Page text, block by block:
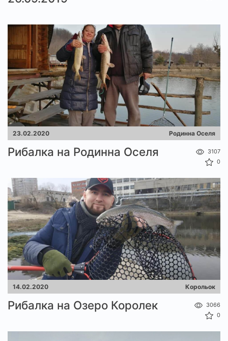
23.02.2020 Родинна Оселя
Рибалка на Родинна Оселя
3107
0
14.02.2020 Корольок
Рибалка на Озеро Королек
3066
0